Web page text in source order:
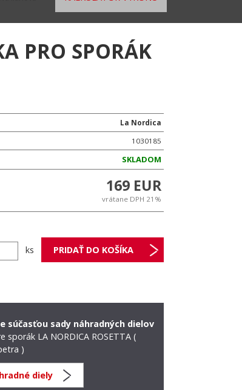
PRO SPORÁK
La Nordica
1030185
SKLADOM
169 EUR
vrátane DPH 21%
ks
súčasťou sady náhradných dielov
sporák LA NORDICA ROSETTA (
)
diely